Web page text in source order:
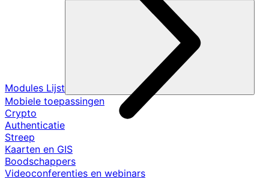
Modules Lijst
Mobiele toepassingen
Crypto
Authenticatie
Streep
Kaarten en GIS
Boodschappers
Videoconferenties en webinars